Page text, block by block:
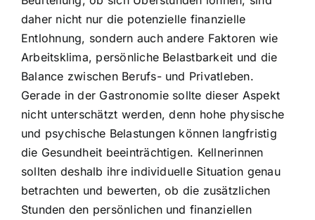
daher nicht nur die potenzielle finanzielle
Entlohnung, sondern auch andere Faktoren wie
Arbeitsklima, persönliche Belastbarkeit und die
Balance zwischen Berufs- und Privatleben.
Gerade in der Gastronomie sollte dieser Aspekt
nicht unterschätzt werden, denn hohe physische
und psychische Belastungen können langfristig
die Gesundheit beeinträchtigen. Kellnerinnen
sollten deshalb ihre individuelle Situation genau
betrachten und bewerten, ob die zusätzlichen
Stunden den persönlichen und finanziellen